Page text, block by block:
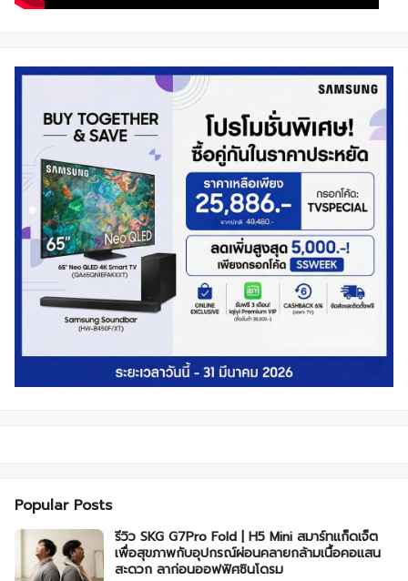
Popular Posts
รีวิว SKG G7Pro Fold | H5 Mini สมาร์ทแก็ดเจ็ต
เพื่อสุขภาพกับอุปกรณ์ผ่อนคลายกล้ามเนื้อคอแสน
สะดวก ลาก่อนออฟฟิศซินโดรม